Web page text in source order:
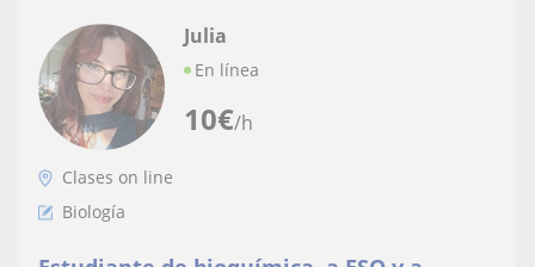
10€/h
Julia
En línea
Clases on line
Biología